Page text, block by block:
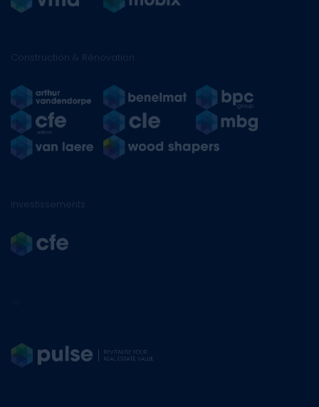
Construction & Rénovation
Investissements